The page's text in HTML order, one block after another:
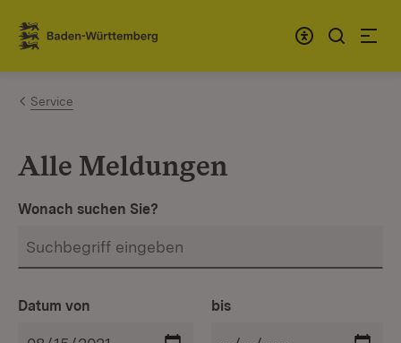
Zum Inhalt springen
Link zur Startseite
Service
Alle Meldungen
Wonach suchen Sie?
Datum von bis